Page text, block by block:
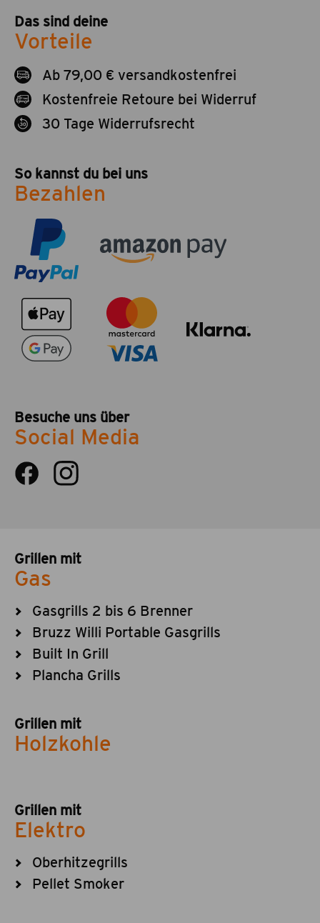
Das sind deine
Vorteile
Ab 79,00 € versandkostenfrei
Kostenfreie Retoure bei Widerruf
30 Tage Widerrufsrecht
So kannst du bei uns
Bezahlen
Besuche uns über
Social Media
Grillen mit
Gas
Gasgrills 2 bis 6 Brenner
Bruzz Willi Portable Gasgrills
Built In Grill
Plancha Grills
Grillen mit
Holzkohle
Grillen mit
Elektro
Oberhitzegrills
Pellet Smoker